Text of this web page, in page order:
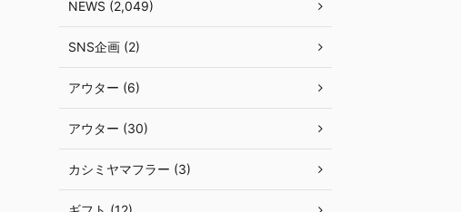
NEWS (2,049)
SNS企画 (2)
アウター (6)
アウター (30)
カシミヤマフラー (3)